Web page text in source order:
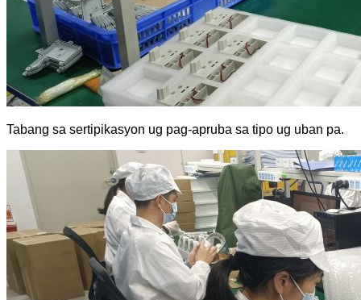
Tabang sa sertipikasyon ug pag-apruba sa tipo ug uban pa.